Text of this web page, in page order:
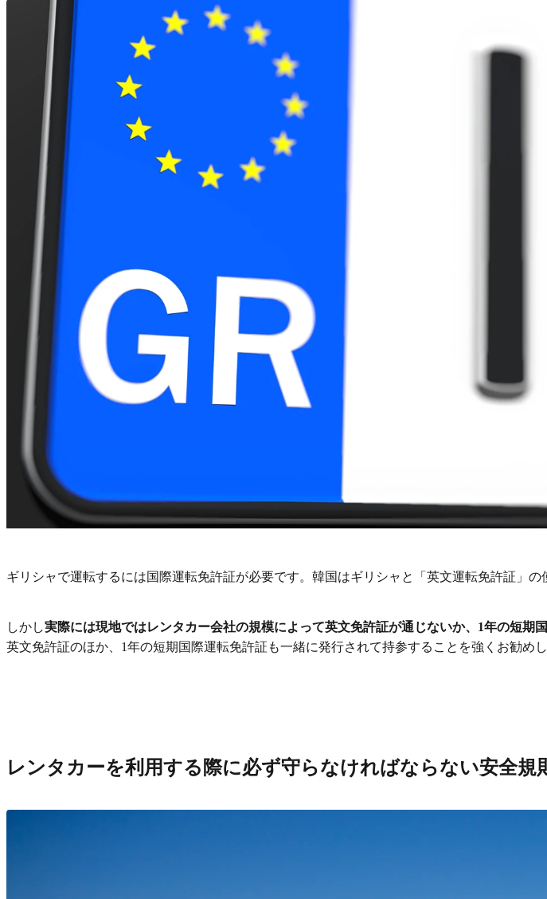
ギリシャで運転するには国際運転免許証が必要です。韓国はギリシャと「英文運転免許証」
しかし実際には現地ではレンタカー会社の規模によって英文免許証が通じないか、1年の短期
英文免許証のほか、1年の短期国際運転免許証も一緒に発行されて持参することを強くお勧めし
レンタカーを利用する際に必ず守らなければならない安全規